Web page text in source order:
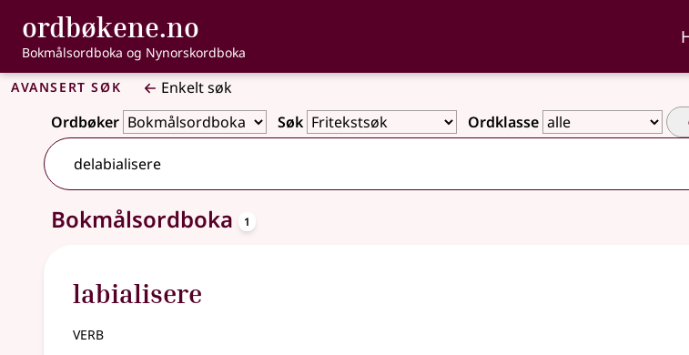
Gå til hovedinnhold
Tilgjengelighet
ordbøkene.no , Bokmålsordboka og Nynorskordboka
Bokmålsordboka og Nynorskordboka
Avansert søk
Enkelt søk
Ordbøker
Søk Ordklasse
Ett treff
Bokmålsordboka 1
labialisere
verb